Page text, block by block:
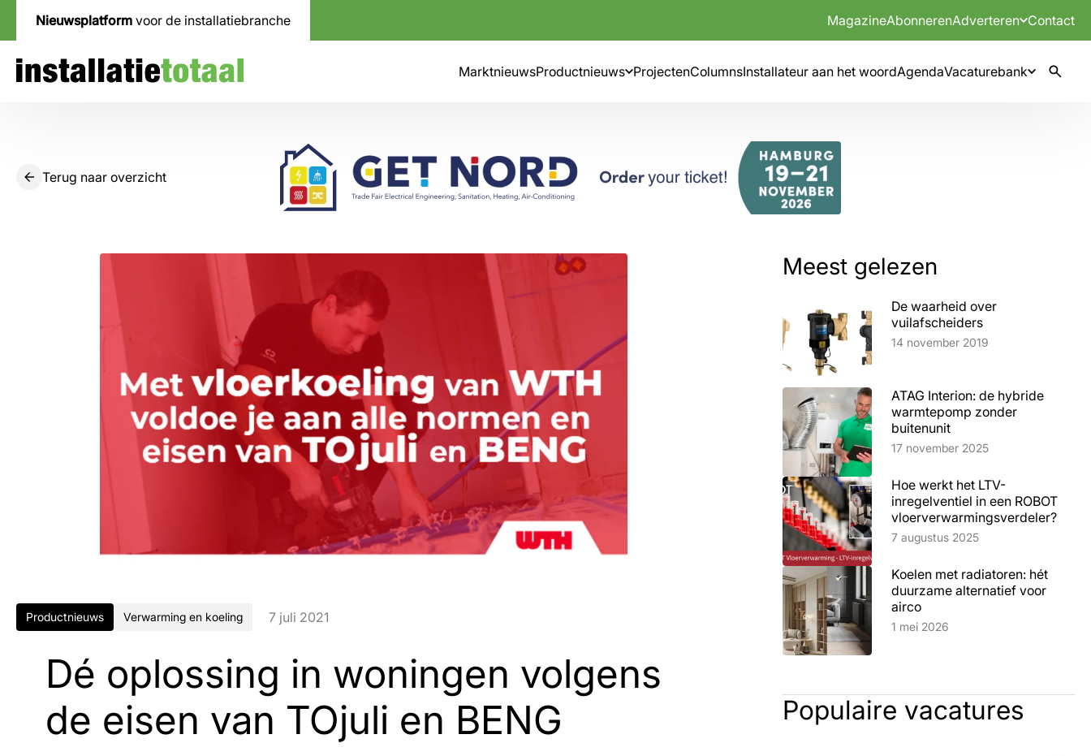
Nieuwsplatform voor de installatiebranche MagazineAbonnerenAdverteren Contact
MarktnieuwsProductnieuws ProjectenColumnsInstallateur aan het woordAgendaVacaturebank
Terug naar overzicht
Productnieuws Verwarming en koeling 7 juli 2021
Dé oplossing in woningen volgens
de eisen van TOjuli en BENG
Meest gelezen
De waarheid over
vuilafscheiders
Lees artikel
14 november 2019
ATAG Interion: de hybride
warmtepomp zonder
buitenunit
Lees artikel
17 november 2025
Hoe werkt het LTV-
inregelventiel in een ROBOT
vloerverwarmingsverdeler?
Lees artikel
7 augustus 2025
Koelen met radiatoren: hét
duurzame alternatief voor
aircoLees artikel
1 mei 2026
Populaire vacatures